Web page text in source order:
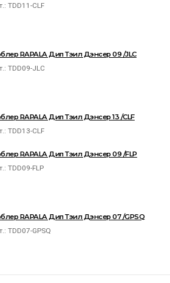
TDD11-CLF
RAPALA Дип Тэил Дэнсер 09 /JLC
TDD09-JLC
RAPALA Дип Тэил Дэнсер 13 /CLF
TDD13-CLF
RAPALA Дип Тэил Дэнсер 09 /FLP
TDD09-FLP
RAPALA Дип Тэил Дэнсер 07 /GPSQ
TDD07-GPSQ